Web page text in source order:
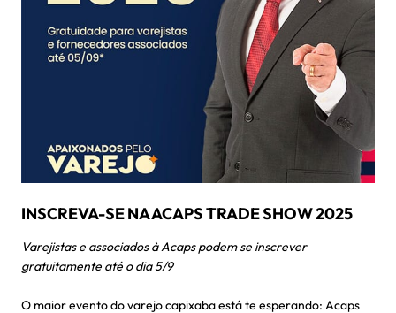
INSCREVA-SE NA ACAPS TRADE SHOW 2025
Varejistas e associados à Acaps podem se inscrever
gratuitamente até o dia 5/9
O maior evento do varejo capixaba está te esperando: Acaps